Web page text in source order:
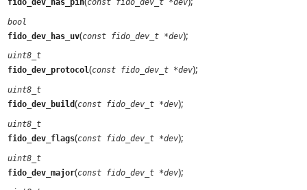
fido_dev_has_pin const fido_dev_t *dev
bool
fido_dev_has_uv(const fido_dev_t *dev);
uint8_t
fido_dev_protocol(const fido_dev_t *dev);
uint8_t
fido_dev_build(const fido_dev_t *dev);
uint8_t
fido_dev_flags(const fido_dev_t *dev);
uint8_t
fido_dev_major(const fido_dev_t *dev);